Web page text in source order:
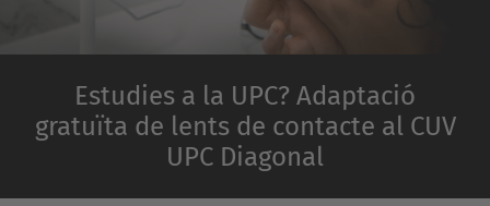
Estudies a la UPC? Adaptació
gratuïta de lents de contacte al CUV
UPC Diagonal